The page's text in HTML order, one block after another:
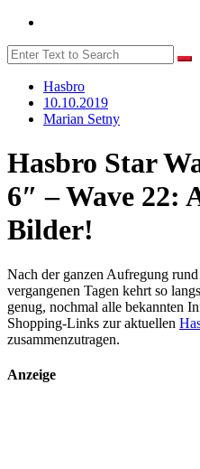
Hasbro
10.10.2019
Marian Setny
Hasbro Star
6″ – Wave 22:
Bilder!
Nach der ganzen Aufregung
vergangenen Tagen kehrt so
genug, nochmal alle bekannten
Shopping-Links zur aktuellen
zusammenzutragen.
Anzeige